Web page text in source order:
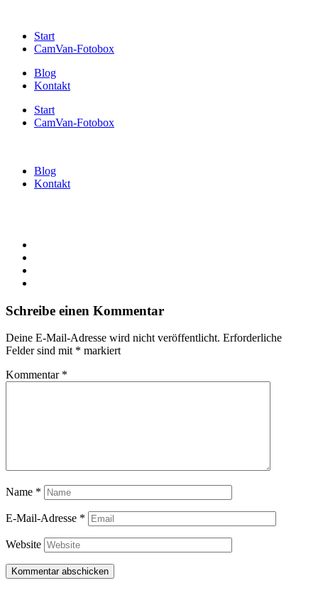
Start
CamVan-Fotobox
Blog
Kontakt
Start
CamVan-Fotobox
Blog
Kontakt
Schreibe einen Kommentar
Deine E-Mail-Adresse wird nicht veröffentlicht. Erforderliche
Felder sind mit * markiert
Kommentar *
Name *
E-Mail-Adresse *
Website